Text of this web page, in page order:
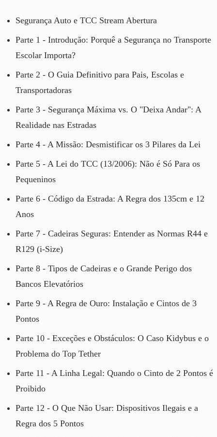
Segurança Auto e TCC Stream Abertura
Parte 1 - Introdução: Porquê a Segurança no Transporte
Escolar Importa?
Parte 2 - O Guia Definitivo para Pais, Escolas e
Transportadoras
Parte 3 - Segurança Máxima vs. O "Deixa Andar": A
Realidade nas Estradas
Parte 4 - A Missão: Desmistificar os 3 Pilares da Lei
Parte 5 - A Lei do TCC (13/2006): Não é Só Para os
Pequeninos
Parte 6 - Código da Estrada: A Regra dos 135cm e 12
Anos
Parte 7 - Cadeiras Seguras: Entender as Normas R44 e
R129 (i-Size)
Parte 8 - Tipos de Cadeiras e o Grande Perigo dos
Bancos Elevatórios
Parte 9 - A Regra de Ouro: Instalação e Cintos de 3
Pontos
Parte 10 - Exceções e Obstáculos: O Caso Kidybus e o
Problema do Top Tether
Parte 11 - A Linha Legal: Quando o Cinto de 2 Pontos é
Proibido
Parte 12 - O Que Não Usar: Dispositivos Ilegais e a
Regra dos 5 Pontos